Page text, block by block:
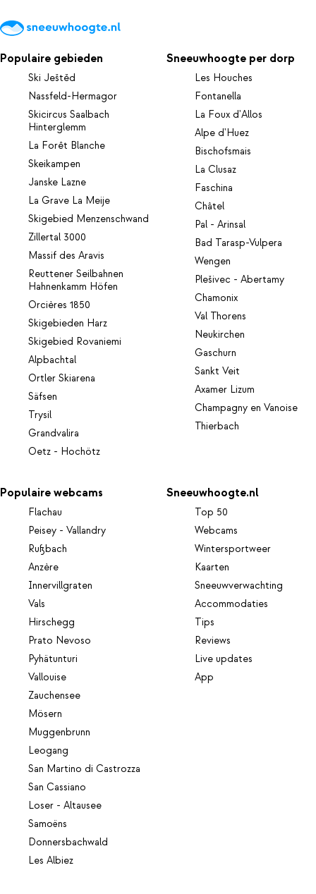
Populaire gebieden
Ski Ještěd
Nassfeld-Hermagor
Skicircus Saalbach
Hinterglemm
La Forêt Blanche
Skeikampen
Janske Lazne
La Grave La Meije
Skigebied Menzenschwand
Zillertal 3000
Massif des Aravis
Reuttener Seilbahnen
Hahnenkamm Höfen
Orcières 1850
Skigebieden Harz
Skigebied Rovaniemi
Alpbachtal
Ortler Skiarena
Säfsen
Trysil
Grandvalira
Oetz - Hochötz
Sneeuwhoogte per dorp
Les Houches
Fontanella
La Foux d'Allos
Alpe d'Huez
Bischofsmais
La Clusaz
Faschina
Châtel
Pal - Arinsal
Bad Tarasp-Vulpera
Wengen
Plešivec - Abertamy
Chamonix
Val Thorens
Neukirchen
Gaschurn
Sankt Veit
Axamer Lizum
Champagny en Vanoise
Thierbach
Populaire webcams
Flachau
Peisey - Vallandry
Rußbach
Anzère
Innervillgraten
Vals
Hirschegg
Prato Nevoso
Pyhätunturi
Vallouise
Zauchensee
Mösern
Muggenbrunn
Leogang
San Martino di Castrozza
San Cassiano
Loser - Altausee
Samoëns
Donnersbachwald
Les Albiez
Sneeuwhoogte.nl
Top 50
Webcams
Wintersportweer
Kaarten
Sneeuwverwachting
Accommodaties
Tips
Reviews
Live updates
App